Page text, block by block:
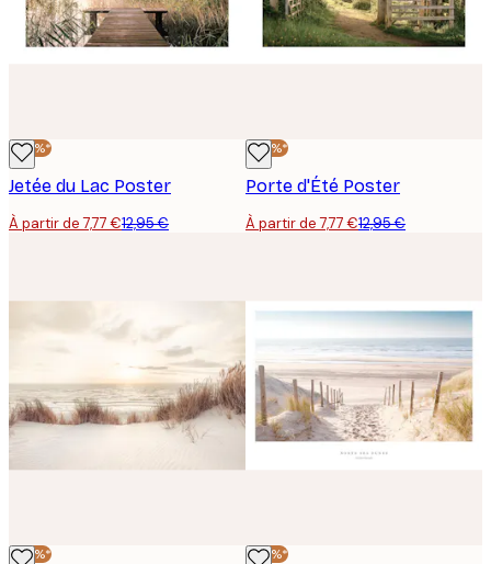
-40%*
Jetée du Lac Poster
À partir de 7,77 €12,95 €
-40%*
Porte d'Été Poster
À partir de 7,77 €12,95 €
-40%* -40%*